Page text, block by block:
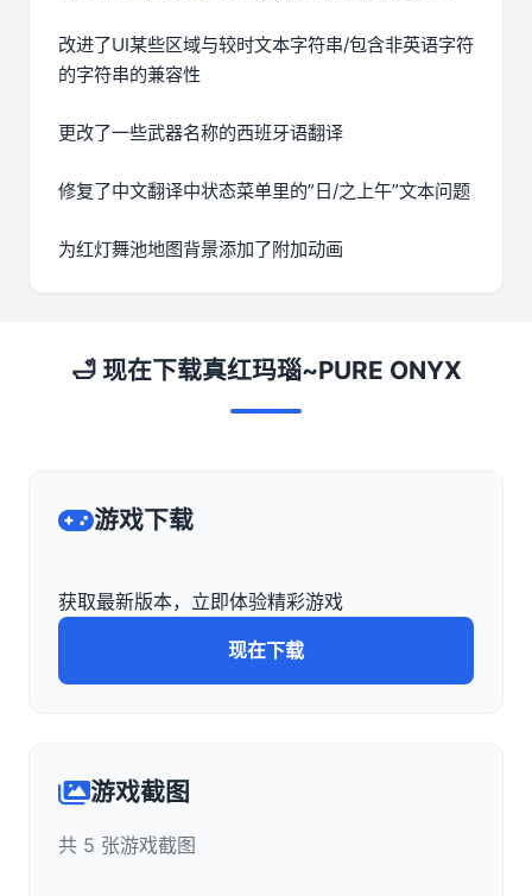
改进了UI某些区域与较时文本字符串/包含非英语字符
的字符串的兼容性
更改了一些武器名称的西班牙语翻译
修复了中文翻译中状态菜单里的”日/之上午”文本问题
为红灯舞池地图背景添加了附加动画
🛁 现在下载真红玛瑙~PURE ONYX
游戏下载
获取最新版本，立即体验精彩游戏
现在下载
游戏截图
共 5 张游戏截图